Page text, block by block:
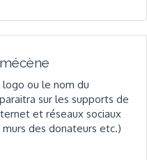
ou le nom du
sur les supports de
et réseaux sociaux
des donateurs etc.)